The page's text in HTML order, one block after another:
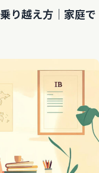
り越え方｜家庭で